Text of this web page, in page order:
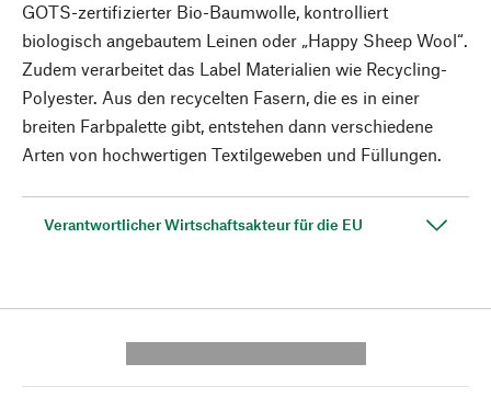
GOTS-zertifizierter Bio-Baumwolle, kontrolliert
biologisch angebautem Leinen oder „Happy Sheep Wool“.
Zudem verarbeitet das Label Materialien wie Recycling-
Polyester. Aus den recycelten Fasern, die es in einer
breiten Farbpalette gibt, entstehen dann verschiedene
Arten von hochwertigen Textilgeweben und Füllungen.
Verantwortlicher Wirtschaftsakteur für die EU